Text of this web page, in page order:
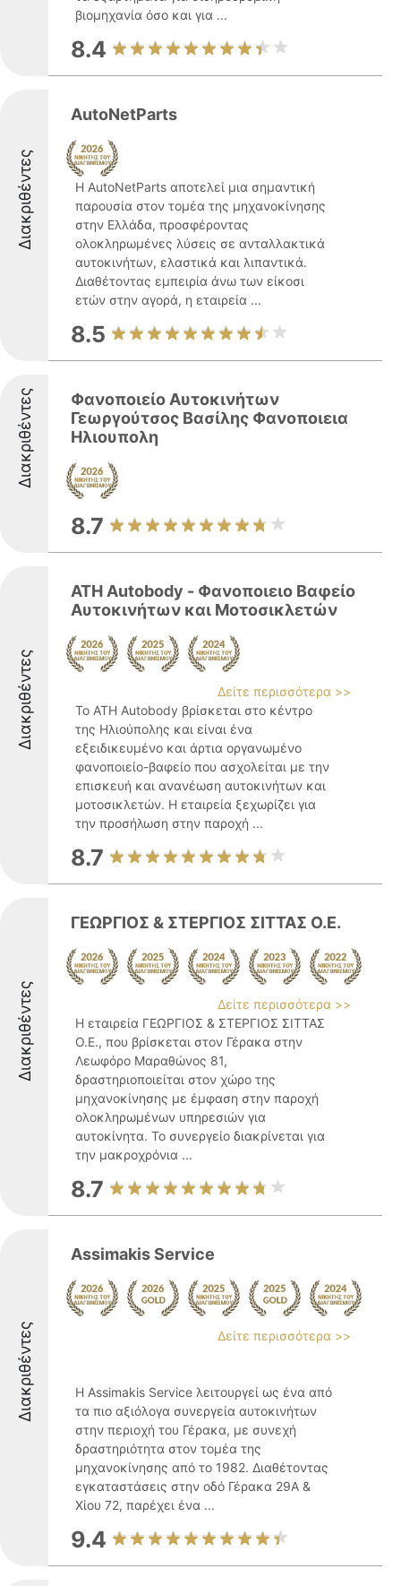
βιομηχανία όσο και για ...
8.4
Διακριθέντες
AutoNetParts
Η AutoNetParts αποτελεί μια σημαντική
παρουσία στον τομέα της μηχανοκίνησης
στην Ελλάδα, προσφέροντας
ολοκληρωμένες λύσεις σε ανταλλακτικά
αυτοκινήτων, ελαστικά και λιπαντικά.
Διαθέτοντας εμπειρία άνω των είκοσι
ετών στην αγορά, η εταιρεία ...
8.5
Διακριθέντες
Φανοποιείο Αυτοκινήτων
Γεωργούτσος Βασίλης Φανοποιεια
Ηλιουπολη
8.7
Διακριθέντες
ATH Autobody - Φανοποιειο Βαφείο
Αυτοκινήτων και Μοτοσικλετών
Δείτε περισσότερα >>
Το ATH Autobody βρίσκεται στο κέντρο
της Ηλιούπολης και είναι ένα
εξειδικευμένο και άρτια οργανωμένο
φανοποιείο-βαφείο που ασχολείται με την
επισκευή και ανανέωση αυτοκινήτων και
μοτοσικλετών. Η εταιρεία ξεχωρίζει για
την προσήλωση στην παροχή ...
8.7
Διακριθέντες
ΓΕΩΡΓΙΟΣ & ΣΤΕΡΓΙΟΣ ΣΙΤΤΑΣ Ο.Ε.
Δείτε περισσότερα >>
Η εταιρεία ΓΕΩΡΓΙΟΣ & ΣΤΕΡΓΙΟΣ ΣΙΤΤΑΣ
Ο.Ε., που βρίσκεται στον Γέρακα στην
Λεωφόρο Μαραθώνος 81,
δραστηριοποιείται στον χώρο της
μηχανοκίνησης με έμφαση στην παροχή
ολοκληρωμένων υπηρεσιών για
αυτοκίνητα. Το συνεργείο διακρίνεται για
την μακροχρόνια ...
8.7
Διακριθέντες
Assimakis Service
Δείτε περισσότερα >>
Η Assimakis Service λειτουργεί ως ένα από
τα πιο αξιόλογα συνεργεία αυτοκινήτων
στην περιοχή του Γέρακα, με συνεχή
δραστηριότητα στον τομέα της
μηχανοκίνησης από το 1982. Διαθέτοντας
εγκαταστάσεις στην οδό Γέρακα 29Α &
Χίου 72, παρέχει ένα ...
9.4